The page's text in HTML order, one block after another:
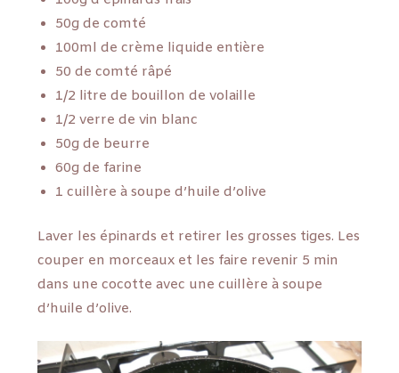
50g de comté
100ml de crème liquide entière
50 de comté râpé
1/2 litre de bouillon de volaille
1/2 verre de vin blanc
50g de beurre
60g de farine
1 cuillère à soupe d’huile d’olive
Laver les épinards et retirer les grosses tiges. Les
couper en morceaux et les faire revenir 5 min
dans une cocotte avec une cuillère à soupe
d’huile d’olive.